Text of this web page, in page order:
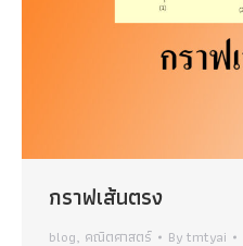
กราฟเส้นตรง
blog, คณิตศาสตร์ Bytmtyai